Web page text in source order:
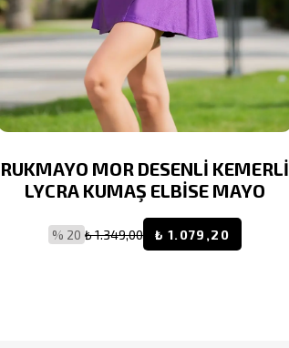
RUKMAYO MOR DESENLİ KEMERLİ
LYCRA KUMAŞ ELBİSE MAYO
% 20 ₺ 1.349,00 ₺ 1.079,20